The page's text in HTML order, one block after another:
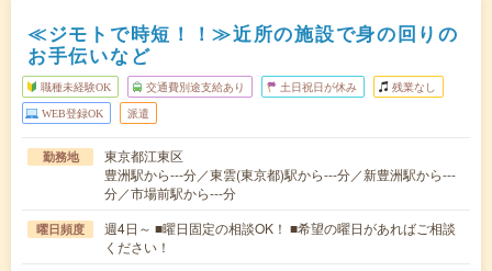
≪ジモトで時短！！≫近所の施設で身の回りの
お手伝いなど
職種未経験OK 交通費別途支給あり 土日祝日が休み 残業なし
WEB登録OK 派遣
勤務地
東京都江東区
豊洲駅から---分／東雲(東京都)駅から---分／新豊洲駅から---
分／市場前駅から---分
曜日頻度
週4日～ ■曜日固定の相談OK！ ■希望の曜日があればご相談
ください！